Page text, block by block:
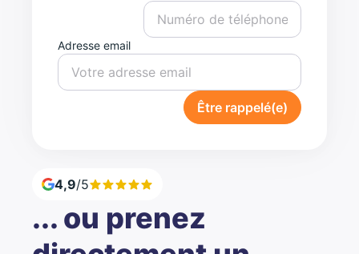
Adresse email
Être rappelé(e)
4,9/5
... ou prenez